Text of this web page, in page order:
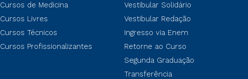
Cursos de Medicina
Cursos Livres
Cursos Técnicos
Cursos Profissionalizantes
Vestibular Solidário
Vestibular Redação
Ingresso via Enem
Retorne ao Curso
Segunda Graduação
Transferência